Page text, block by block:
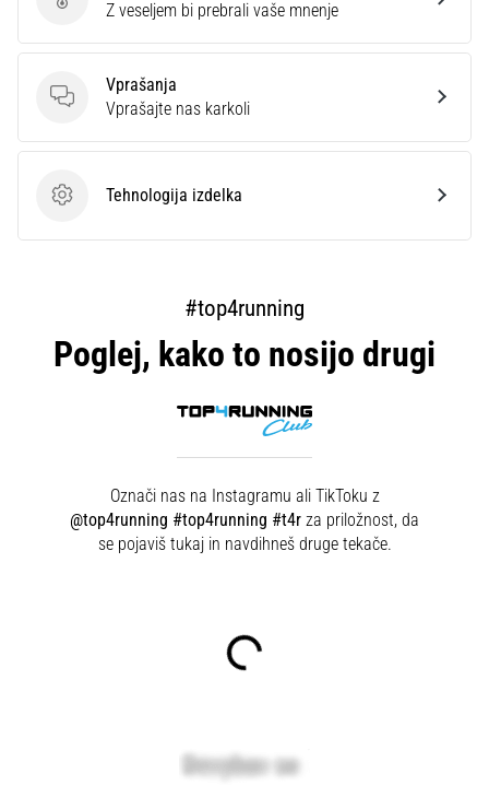
Prikaži
vse
Ocenite izdelek
Z veseljem bi prebrali vaše mnenje
Vprašanja
Vprašanja
Vprašajte nas karkoli
Tehnologija izdelka
Tehnologija izdelka
#top4running
Poglej, kako to nosijo drugi
Označi nas na Instagramu ali TikToku z
@top4running #top4running #t4r za priložnost, da
se pojaviš tukaj in navdihneš druge tekače.